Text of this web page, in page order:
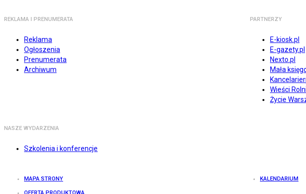
REKLAMA I PRENUMERATA
Reklama
Ogłoszenia
Prenumerata
Archiwum
PARTNERZY
E-kiosk.pl
E-gazety.pl
Nexto.pl
Mała
Wieści
Życie
NASZE WYDARZENIA
Szkolenia i konferencje
MAPA STRONY KALENDARIUM